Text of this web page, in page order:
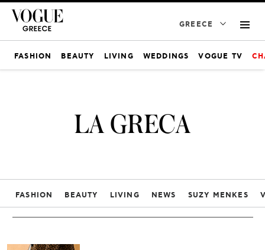
GREECE
FASHION BEAUTY LIVING WEDDINGS VOGUE TV
LA GRECA
FASHION BEAUTY LIVING NEWS SUZY MENKES